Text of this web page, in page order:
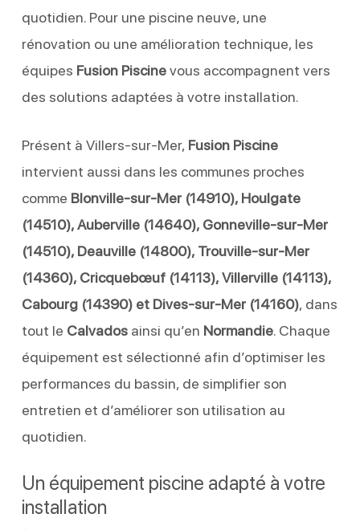
quotidien. Pour une piscine neuve, une
rénovation ou une amélioration technique, les
équipes Fusion Piscinevous accompagnent vers
des solutions adaptées à votre installation.
Présent à Villers-sur-Mer, Fusion Piscine
intervient aussi dans les communes proches
comme Blonville-sur-Mer (14910), Houlgate
(14510), Auberville (14640), Gonneville-sur-Mer
(14510), Deauville (14800), Trouville-sur-Mer
(14360), Cricquebœuf (14113), Villerville (14113),
Cabourg (14390) et Dives-sur-Mer (14160), dans
tout le Calvadosainsi qu’en Normandie. Chaque
équipement est sélectionné afin d’optimiser les
performances du bassin, de simplifier son
entretien et d’améliorer son utilisation au
quotidien.
Un équipement piscine adapté à votre
installation